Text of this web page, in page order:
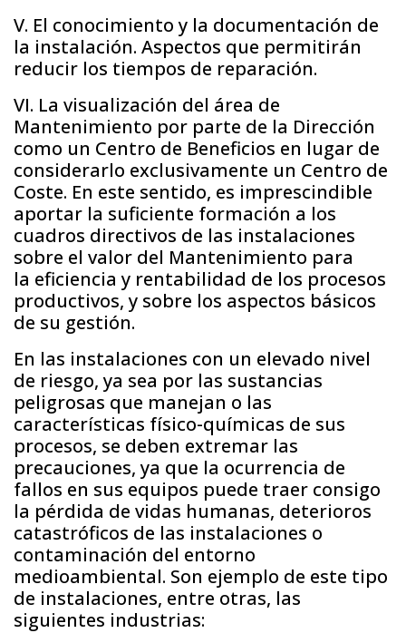
V. El conocimiento y la documentación de
la instalación. Aspectos que permitirán
reducir los tiempos de reparación.
VI. La visualización del área de
Mantenimiento por parte de la Dirección
como un Centro de Beneficios en lugar de
considerarlo exclusivamente un Centro de
Coste. En este sentido, es imprescindible
aportar la suficiente formación a los
cuadros directivos de las instalaciones
sobre el valor del Mantenimiento para
la eficiencia y rentabilidad de los procesos
productivos, y sobre los aspectos básicos
de su gestión.
En las instalaciones con un elevado nivel
de riesgo, ya sea por las sustancias
peligrosas que manejan o las
características físico-químicas de sus
procesos, se deben extremar las
precauciones, ya que la ocurrencia de
fallos en sus equipos puede traer consigo
la pérdida de vidas humanas, deterioros
catastróficos de las instalaciones o
contaminación del entorno
medioambiental. Son ejemplo de este tipo
de instalaciones, entre otras, las
siguientes industrias: